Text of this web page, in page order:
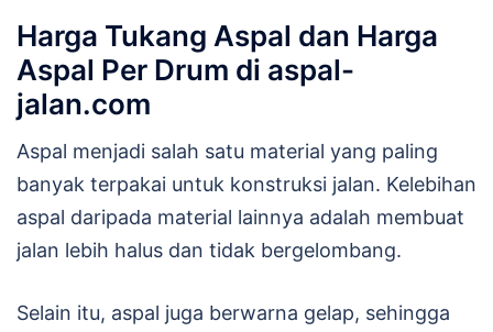
Harga Tukang Aspal dan Harga
Aspal Per Drum di aspal-
jalan.com
Aspal menjadi salah satu material yang paling
banyak terpakai untuk konstruksi jalan. Kelebihan
aspal daripada material lainnya adalah membuat
jalan lebih halus dan tidak bergelombang.
Selain itu, aspal juga berwarna gelap, sehingga